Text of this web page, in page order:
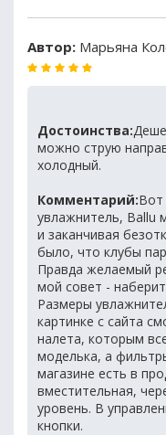
Автор: Марьяна
Достоинства:
можно струю
холодный.
Комментарий:Вот
увлажнитель, Ballu
и заканчивая
было, что клубы
Правда желаемый
мой совет -
Размеры
картинке с сайта
налета, которым
моделька, а
магазине есть в
вместительная,
уровень. В
кнопки.